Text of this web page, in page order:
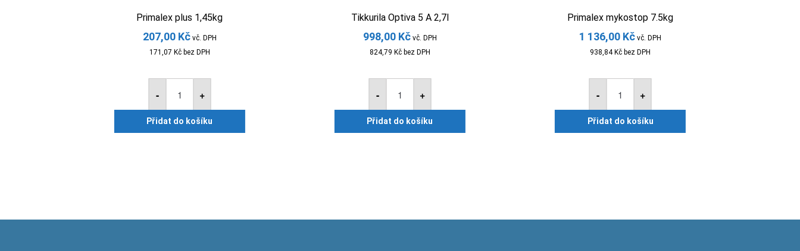
Primalex plus 1,45kg
207,00 Kč vč. DPH
171,07 Kčbez DPH
-
Primalex
plus
1,45kg
+
Přidat do košíku
Tikkurila Optiva 5 A 2,7l
998,00 Kč vč. DPH
824,79 Kčbez DPH
-
Tikkurila
Optiva
množství
+
Přidat do košíku
Primalex mykostop 7.5kg
1 136,00 Kč vč. DPH
938,84 Kč bez DPH
-
Primalex
mykostop
7.5kg
+
Přidat do košíku